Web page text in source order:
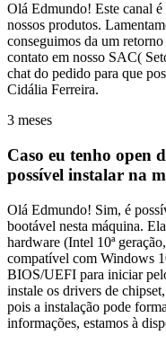
Olá Edmundo! Este canal
nossos produtos.
conseguimos da um
contato em nosso SAC(
chat do pedido para que
Cidália Ferreira.
3 meses
Caso eu tenho open
possível instalar na
Olá Edmundo! Sim, é
bootável nesta máquina.
hardware (Intel 10ª
compatível com Windows
BIOS/UEFI para iniciar
instale os drivers de
pois a instalação pode
informações, estamos à